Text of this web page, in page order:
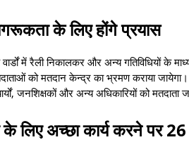
के लिए होंगे प्रयास
वार्डों में रैली निकालकर और अन्य गतिविधियों के
को मतदान केन्द्र का भ्रमण कराया
जनशिक्षकों और अन्य अधिकारियों को मतदाता
लिए अच्छा कार्य करने पर